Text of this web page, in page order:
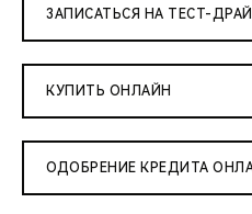
ЗАПИСАТЬСЯ НА ТЕСТ-
КУПИТЬ ОНЛАЙН
ОДОБРЕНИЕ КРЕДИТА